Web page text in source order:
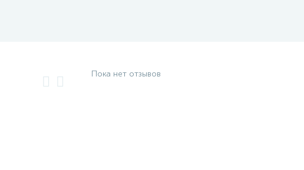
Пока нет отзывов